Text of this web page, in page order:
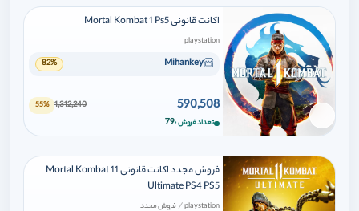
برای افزودن وارد شوید
اکانت قانونی Mortal Kombat 1 Ps5
playstation
Mihankey
82%
590,508
1,312,240
55%
تعداد فروش 79
فروش مجدد اکانت قانونی Mortal Kombat 11
Ultimate PS4 PS5
playstation
/ فروش مجدد